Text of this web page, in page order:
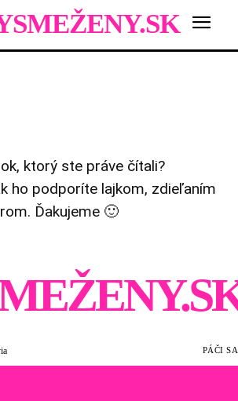
ktorý ste práve čítali?
ho podporíte lajkom, zdieľaním
Ďakujeme 🙂
PÁČI SA